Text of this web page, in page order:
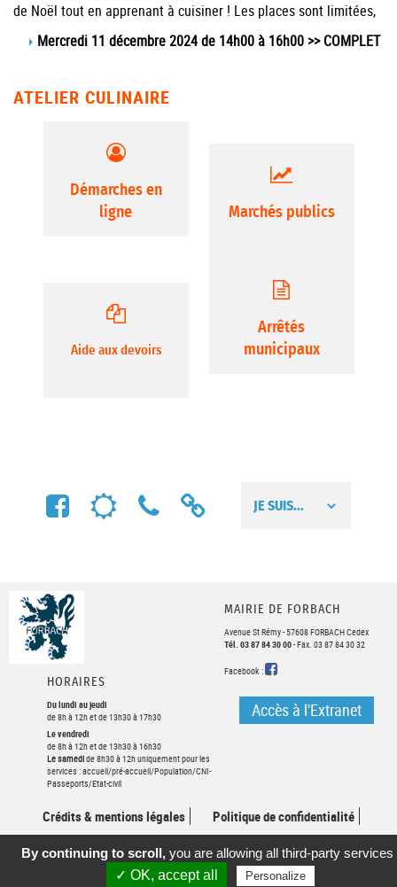
de Noël tout en apprenant à cuisiner ! Les places sont limitées,
Mercredi 11 décembre 2024 de 14h00 à 16h00 >> COMPLET
ATELIER CULINAIRE
Démarches en
ligne
Marchés publics
Aide aux devoirs
Arrêtés
municipaux
MAIRIE DE FORBACH
Avenue St Rémy - 57608 FORBACH Cedex
Tél. 03 87 84 30 00- Fax. 03 87 84 30 32
Facebook : FACEBOOK
Accès à l'Extranet
HORAIRES
Du lundi au jeudi
de 8h à 12h et de 13h30 à 17h30
Le vendredi
de 8h à 12h et de 13h30 à 16h30
Le samedide 8h30 à 12h uniquement pour les
services : accueil/pré-accueil/Population/CNI-
Passeports/Etat-civil
Crédits & mentions légales Politique de confidentialité
Plan du site Contact Webmail
By continuing to scroll, you are allowing all third-party services
✓ OK, accept all
Personalize